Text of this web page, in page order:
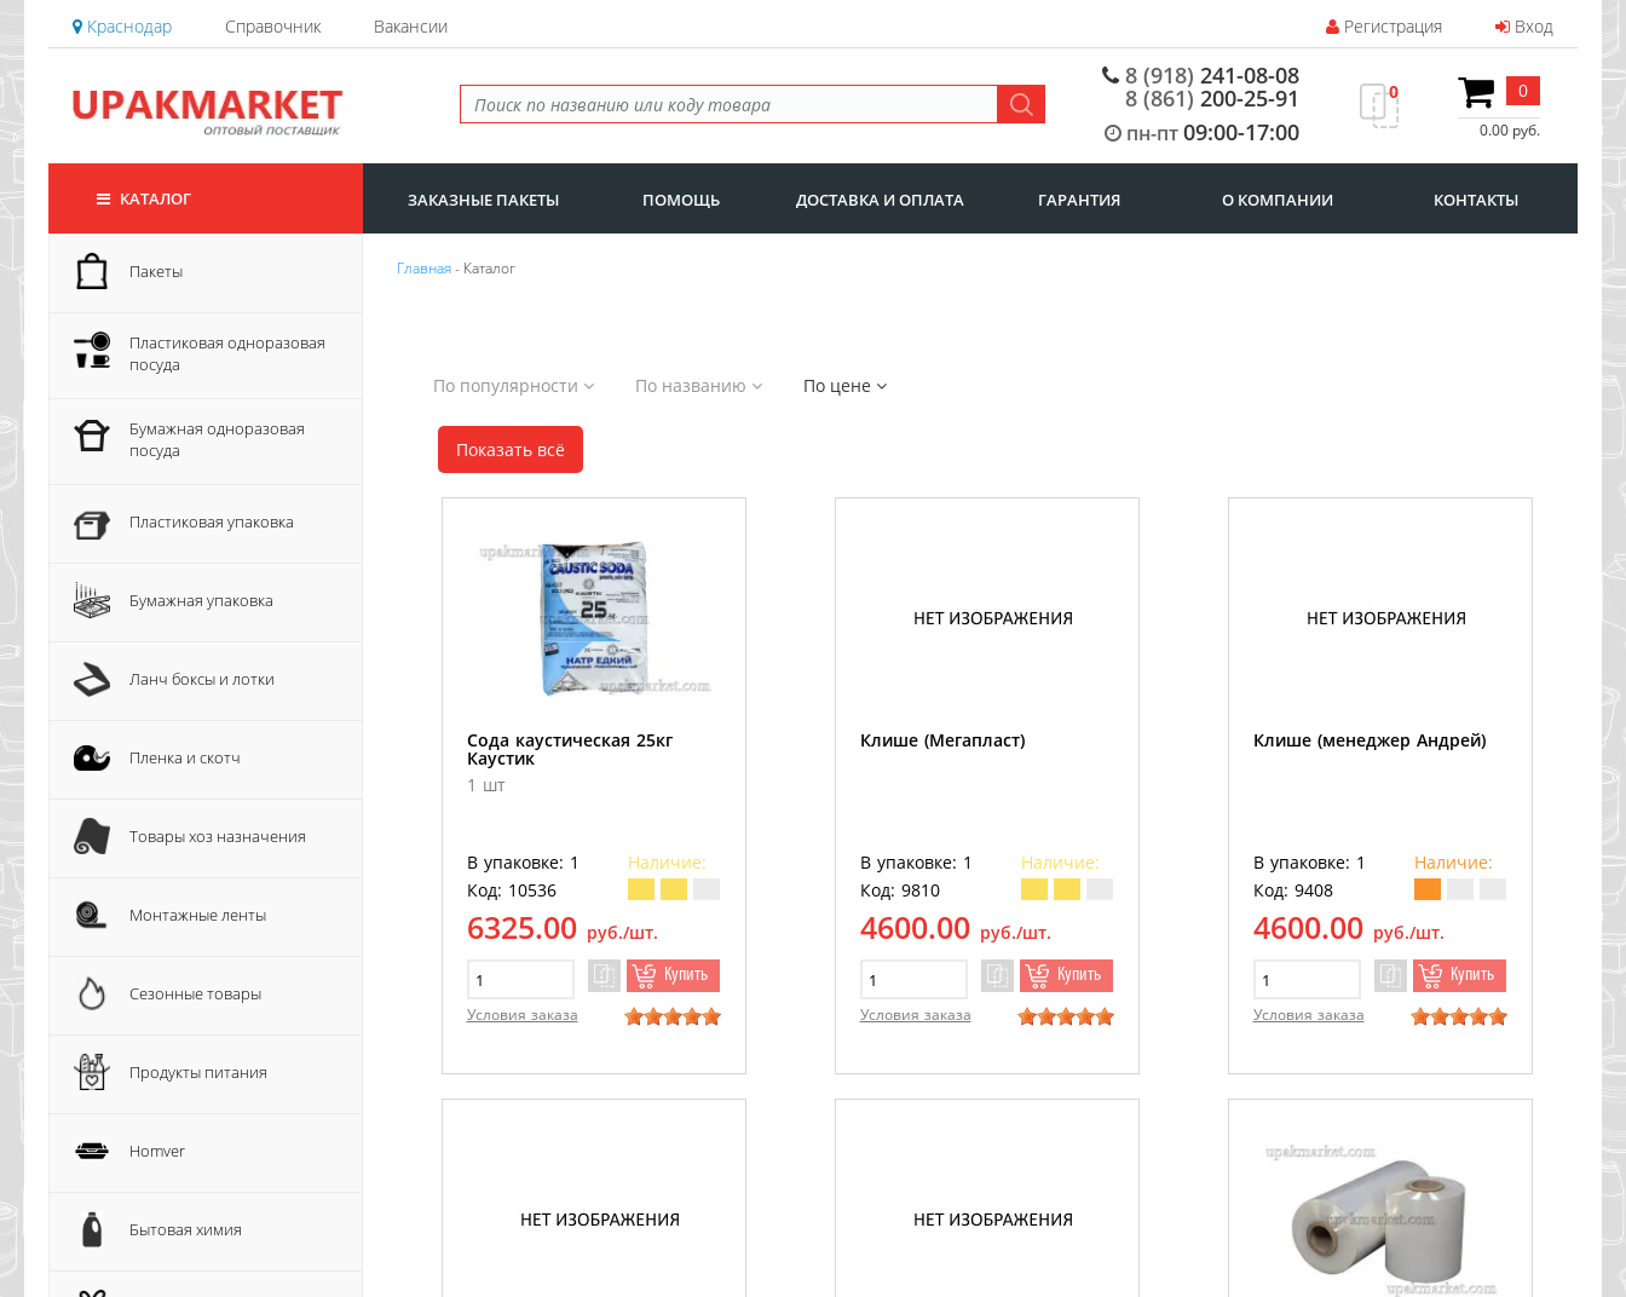
Краснодар Справочник Вакансии Регистрация Вход
8 (918) 241-08-08
8 (861) 200-25-91
пн-пт09:00-17:00
0 0
0.00 руб.
КАТАЛОГ ЗАКАЗНЫЕ ПАКЕТЫ ПОМОЩЬ ДОСТАВКА И ОПЛАТА ГАРАНТИЯ О КОМПАНИИ КОНТАКТЫ
Пакеты
Пластиковая одноразовая
посуда
Бумажная одноразовая
посуда
Пластиковая упаковка
Бумажная упаковка
Ланч боксы и лотки
Пленка и скотч
Товары хоз назначения
Монтажные ленты
Сезонные товары
Продукты питания
Homver
Бытовая химия
Главная- Каталог
По популярности По названию По цене
Показать всё
Сода каустическая 25кг
Каустик
1 шт
В упаковке: 1
Наличие:
Код: 10536
6325.00 руб./шт.
Купить
Условия заказа
Клише (Мегапласт)
В упаковке: 1
Наличие:
Код: 9810
4600.00 руб./шт.
Купить
Условия заказа
Клише (менеджер Андрей)
В упаковке: 1
Наличие:
Код: 9408
4600.00 руб./шт.
Купить
Условия заказа